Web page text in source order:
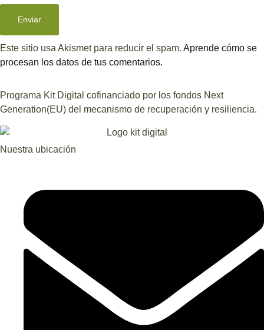
Este sitio usa Akismet para reducir el spam. Aprende cómo se
procesan los datos de tus comentarios.
Programa Kit Digital cofinanciado por los fondos Next
Generation(EU) del mecanismo de recuperación y resiliencia.
Nuestra ubicación